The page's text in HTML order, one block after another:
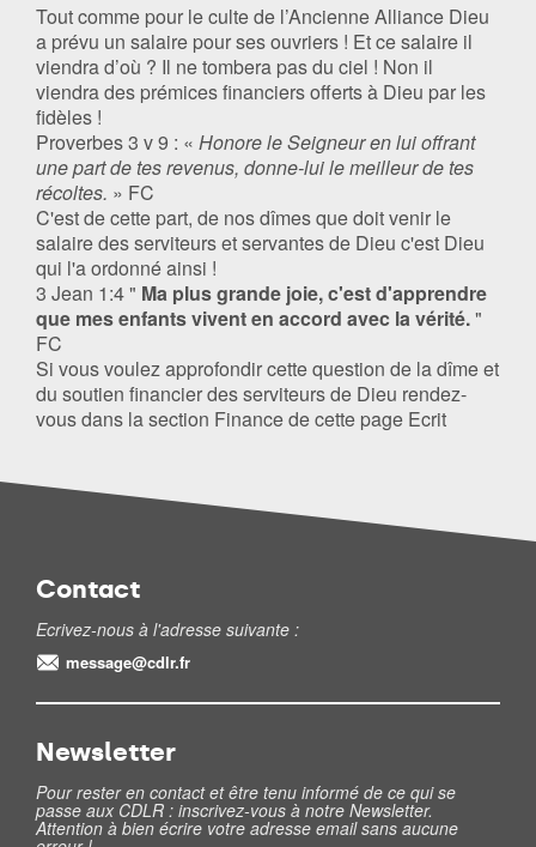
Tout comme pour le culte de l’Ancienne Alliance Dieu
a prévu un salaire pour ses ouvriers ! Et ce salaire il
viendra d’où ? Il ne tombera pas du ciel ! Non il
viendra des prémices financiers offerts à Dieu par les
fidèles !
Proverbes 3 v 9 : « Honore le Seigneur en lui offrant
une part de tes revenus, donne-lui le meilleur de tes
récoltes. » FC
C'est de cette part, de nos dîmes que doit venir le
salaire des serviteurs et servantes de Dieu c'est Dieu
qui l'a ordonné ainsi !
3 Jean 1:4 " Ma plus grande joie, c'est d'apprendre
que mes enfants vivent en accord avec la vérité."
FC
Si vous voulez approfondir cette question de la dîme et
du soutien financier des serviteurs de Dieu rendez-
vous dans la section Finance de cette page Ecrit
Contact
Ecrivez-nous à l'adresse suivante :
message@cdlr.fr
Newsletter
Pour rester en contact et être tenu informé de ce qui se
passe aux CDLR : inscrivez-vous à notre Newsletter.
Attention à bien écrire votre adresse email sans aucune